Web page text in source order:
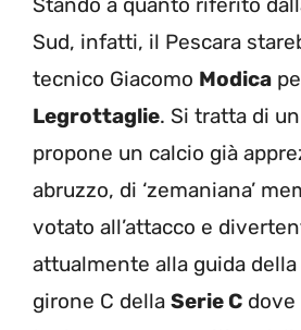
Sud, infatti, il Pescara
tecnico Giacomo Modica
Legrottaglie. Si tratta di
propone un calcio già
abruzzo, di ‘zemaniana’
votato all’attacco e
attualmente alla guida della
girone C della Serie C